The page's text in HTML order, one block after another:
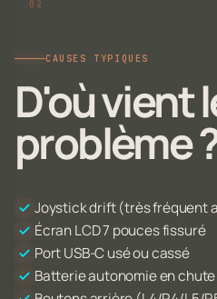
CAUSES TYPIQUES
D'où vient
problème
Joystick drift (très fréquent
Écran LCD 7 pouces fissuré
Port USB-C usé ou cassé
Batterie autonomie en